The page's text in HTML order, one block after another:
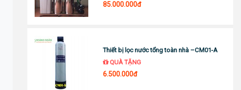
85.000.000đ
Thiết bị lọc nước tổng toàn nhà –CM01-A
QUÀ TẶNG
6.500.000đ